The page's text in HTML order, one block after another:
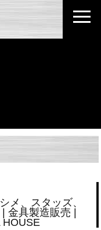
メ、スタッズ、
金具製造販売 |
HOUSE